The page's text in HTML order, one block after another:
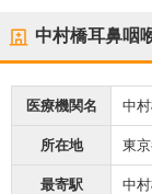
中村橋耳鼻咽
医療機関名 中
所在地 東
最寄駅 中